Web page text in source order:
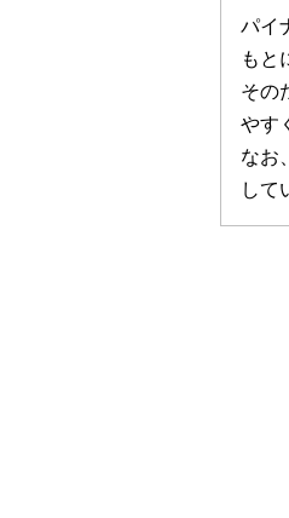
パイ
もと
その
やす
なお、
して